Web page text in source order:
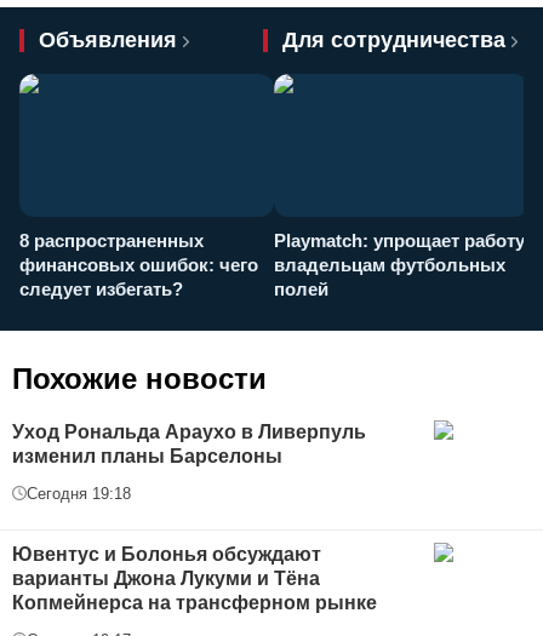
Объявления Для сотрудничества
8 распространенных
финансовых ошибок: чего
следует избегать?
Playmatch: упрощает работу
владельцам футбольных
полей
Похожие новости
Уход Рональда Араухо в Ливерпуль
изменил планы Барселоны
Сегодня 19:18
Ювентус и Болонья обсуждают
варианты Джона Лукуми и Тёна
Копмейнерса на трансферном рынке